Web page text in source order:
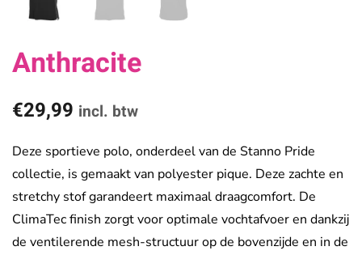
Anthracite
€29,99 incl. btw
Deze sportieve polo, onderdeel van de Stanno Pride
collectie, is gemaakt van polyester pique. Deze zachte en
stretchy stof garandeert maximaal draagcomfort. De
ClimaTec finish zorgt voor optimale vochtafvoer en dankzij
de ventilerende mesh-structuur op de bovenzijde en in de